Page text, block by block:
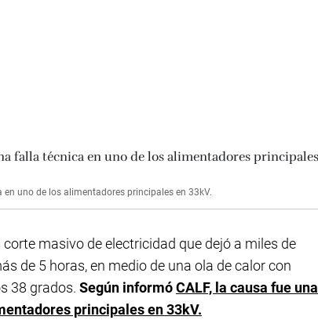
uno de los alimentadores principales en 33kV.
masivo de electricidad que dejó a miles de
de 5 horas, en medio de una ola de calor con
38 grados. Según informóCALF, la causa fue una
principales en 33kV.